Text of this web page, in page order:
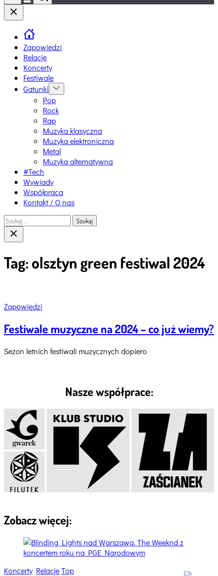
Switch
Close
Zapowiedzi
Relacje
Koncerty
Festiwale
Gatunki Show
sub
menu
Pop
Rock
Rap
Muzyka klasyczna
Muzyka elektroniczna
Metal
Muzyka alternatywna
#Tech
Wywiady
Współpraca
Kontakt / O nas
Szukaj:
Close
search
Tag:olsztyn green festiwal 2024
Categories
Zapowiedzi
Festiwale muzyczne na 2024 – co już wiemy?
Sezon letnich festiwali muzycznych dopiero
Nasze współprace:
Zobacz więcej:
Categories
Koncerty RelacjeTop